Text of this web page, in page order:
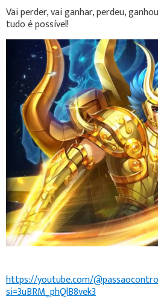
Vai perder, vai ganhar, perdeu,
tudo é possível!
https://youtube.com/
si=3uBRM_phQlB8vek3